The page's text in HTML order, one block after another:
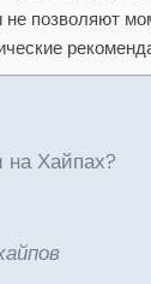
позволяют
на Хайпах?